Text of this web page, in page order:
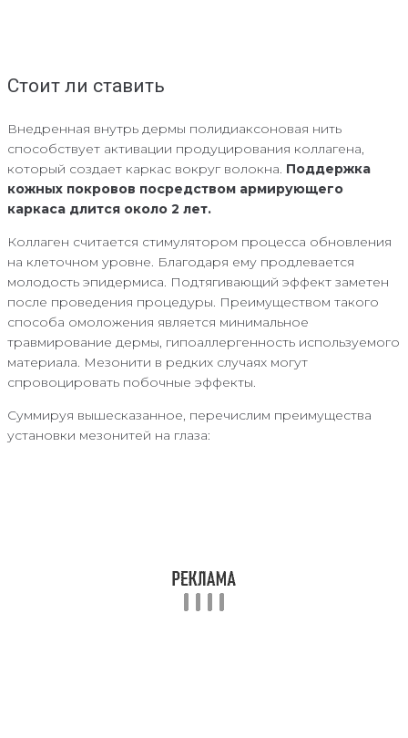
Стоит ли ставить
Внедренная внутрь дермы полидиаксоновая нить
способствует активации продуцирования коллагена,
который создает каркас вокруг волокна. Поддержка
кожных покровов посредством армирующего
каркаса длится около 2 лет.
Коллаген считается стимулятором процесса обновления
на клеточном уровне. Благодаря ему продлевается
молодость эпидермиса. Подтягивающий эффект заметен
после проведения процедуры. Преимуществом такого
способа омоложения является минимальное
травмирование дермы, гипоаллергенность используемого
материала. Мезонити в редких случаях могут
спровоцировать побочные эффекты.
Суммируя вышесказанное, перечислим преимущества
установки мезонитей на глаза: